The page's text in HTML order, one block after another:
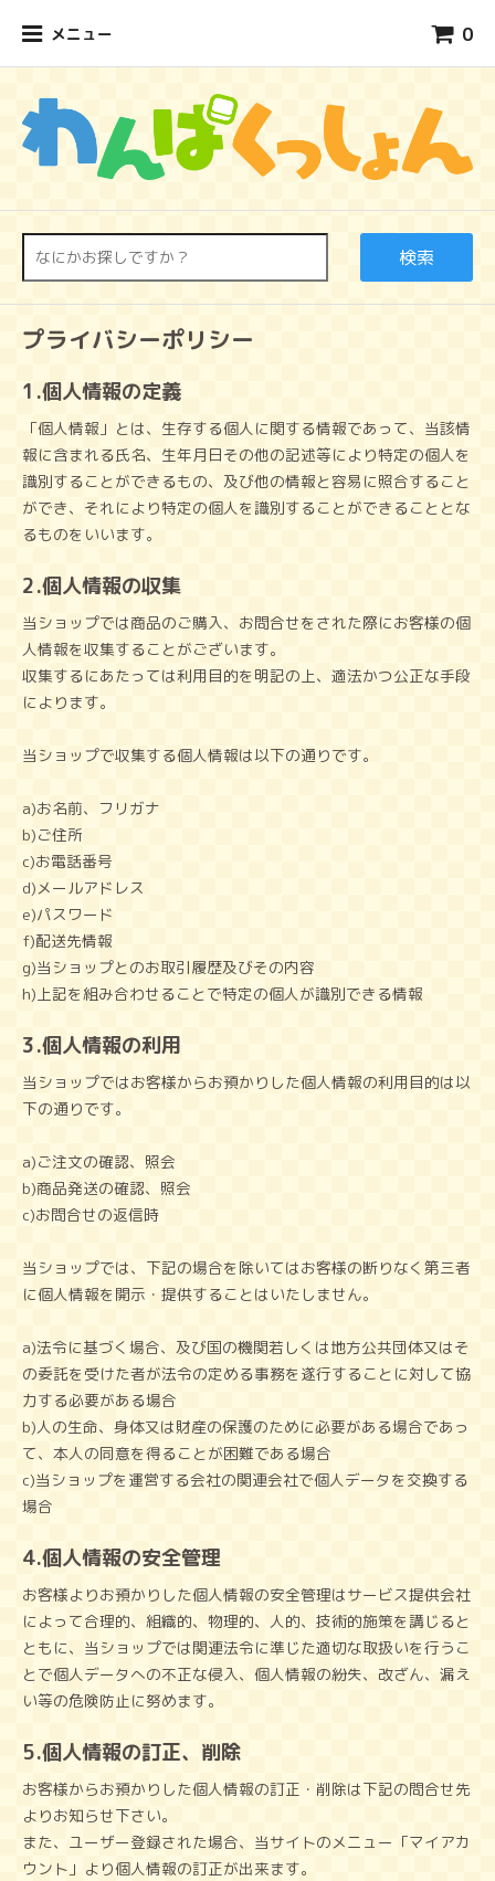
メニュー 0
検索
プライバシーポリシー
1.個人情報の定義
「個人情報」とは、生存する個人に関する情報であって、当該情
報に含まれる氏名、生年月日その他の記述等により特定の個人を
識別することができるもの、及び他の情報と容易に照合すること
ができ、それにより特定の個人を識別することができることとな
るものをいいます。
2.個人情報の収集
当ショップでは商品のご購入、お問合せをされた際にお客様の個
人情報を収集することがございます。
収集するにあたっては利用目的を明記の上、適法かつ公正な手段
によります。
当ショップで収集する個人情報は以下の通りです。
a)お名前、フリガナ
b)ご住所
c)お電話番号
d)メールアドレス
e)パスワード
f)配送先情報
g)当ショップとのお取引履歴及びその内容
h)上記を組み合わせることで特定の個人が識別できる情報
3.個人情報の利用
当ショップではお客様からお預かりした個人情報の利用目的は以
下の通りです。
a)ご注文の確認、照会
b)商品発送の確認、照会
c)お問合せの返信時
当ショップでは、下記の場合を除いてはお客様の断りなく第三者
に個人情報を開示・提供することはいたしません。
a)法令に基づく場合、及び国の機関若しくは地方公共団体又はそ
の委託を受けた者が法令の定める事務を遂行することに対して協
力する必要がある場合
b)人の生命、身体又は財産の保護のために必要がある場合であっ
て、本人の同意を得ることが困難である場合
c)当ショップを運営する会社の関連会社で個人データを交換する
場合
4.個人情報の安全管理
お客様よりお預かりした個人情報の安全管理はサービス提供会社
によって合理的、組織的、物理的、人的、技術的施策を講じると
ともに、当ショップでは関連法令に準じた適切な取扱いを行うこ
とで個人データへの不正な侵入、個人情報の紛失、改ざん、漏え
い等の危険防止に努めます。
5.個人情報の訂正、削除
お客様からお預かりした個人情報の訂正・削除は下記の問合せ先
よりお知らせ下さい。
また、ユーザー登録された場合、当サイトのメニュー「マイアカ
ウント」より個人情報の訂正が出来ます。